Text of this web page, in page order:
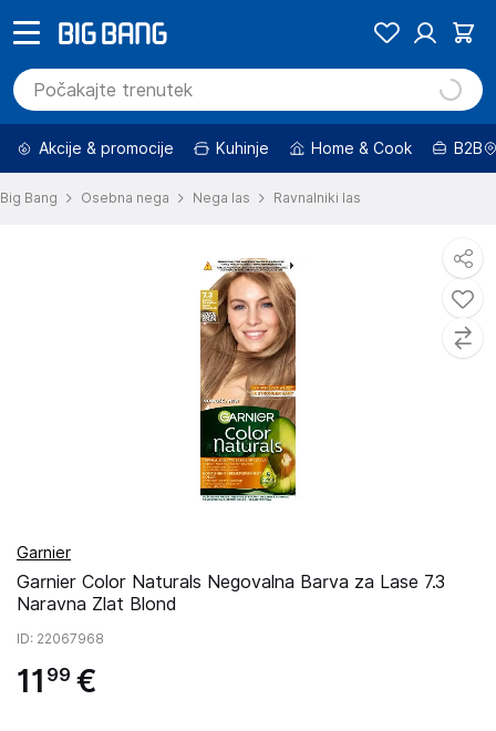
Akcije & promocije Kuhinje Home & Cook B2B
Big Bang Osebna nega Nega las Ravnalniki las
Garnier
Garnier Color Naturals Negovalna Barva za Lase 7.3
Naravna Zlat Blond
ID: 22067968
11 99 €